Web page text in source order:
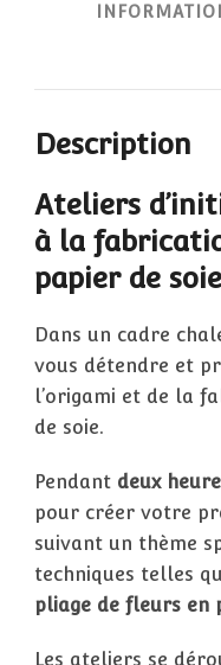
Description
Ateliers
à la
papier de
Dans un cadre
vous détendre et
l’origami et de la
de soie.
Pendant deux
pour créer votre
suivant un thème
techniques telles
pliage de fleurs en
Les ateliers se